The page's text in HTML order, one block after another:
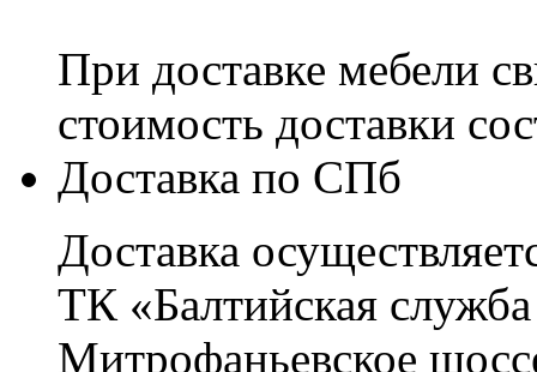
При доставке мебели
стоимость доставки
Доставка по СПб
Доставка
ТК «Балтийская
Митрофаньевское